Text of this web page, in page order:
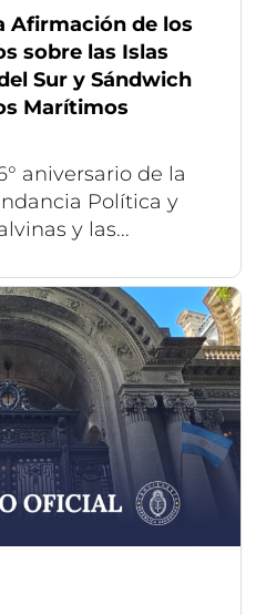
Afirmación de los
sobre las Islas
Sur y Sándwich
Marítimos
aniversario de la
Política y
y las...